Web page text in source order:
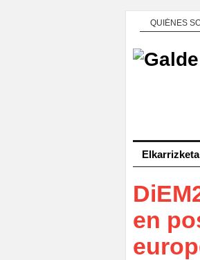
QUIÉNES
Elkarrizketa
en